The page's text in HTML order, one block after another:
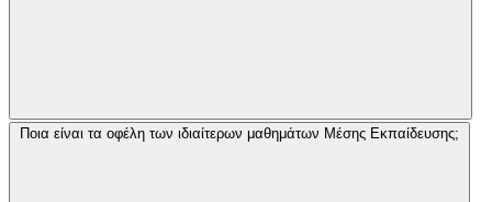
Ποια είναι τα οφέλη των ιδιαίτερων μαθημάτων Μέσης Εκπαίδευσης;